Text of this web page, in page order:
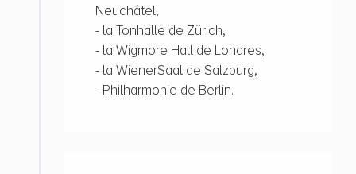
Neuchâtel,
- la Tonhalle de Zürich,
- la Wigmore Hall de Londres,
- la WienerSaal de Salzburg,
- Philharmonie de Berlin.